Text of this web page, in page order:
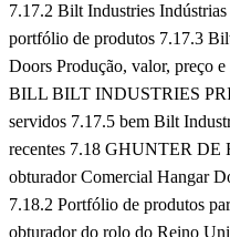
7.17.2 Bilt Industries
portfólio de produtos 7.17.3
Doors Produção, valor, preço
BILL BILT INDUSTRIES
servidos 7.17.5 bem Bilt
recentes 7.18 GHUNTER DE
obturador Comercial Hangar
7.18.2 Portfólio de produtos
obturador do rolo do Reino